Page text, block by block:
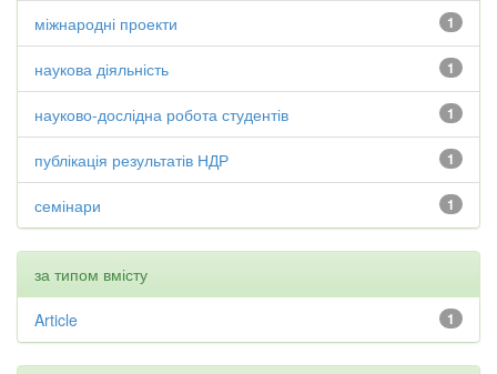
1
міжнародні проекти
1
наукова діяльність
1
науково-дослідна робота студентів
1
публікація результатів НДР
1
семінари
за типом вмісту
1
Article